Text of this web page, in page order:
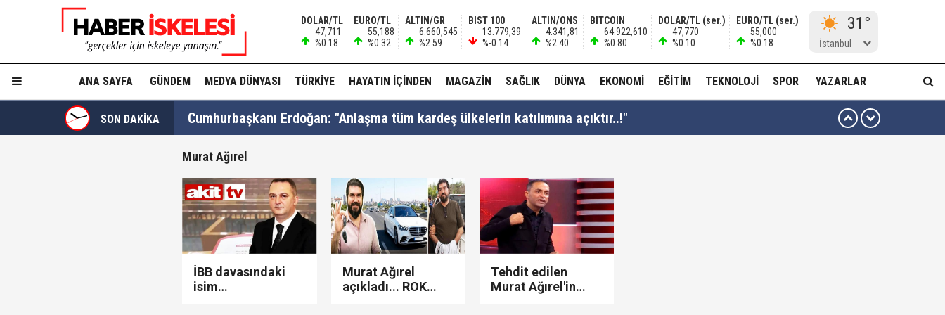
DOLAR/TL
47,711
%0.18
EURO/TL
55,188
%0.32
ALTIN/GR
6.660,545
%2.59
BIST 100
13.779,39
%-0.14
ALTIN/ONS
4.341,81
%2.40
BITCOIN
64.922,610
%0.80
DOLAR/TL (ser.)
47,770
%0.10
EURO/TL (ser.)
55,000
%0.18
31°
İstanbul
ANA SAYFA GÜNDEM MEDYA DÜNYASI TÜRKIYE HAYATIN İÇINDEN MAGAZIN SAĞLIK DÜNYA EKONOMI EĞITIM TEKNOLOJI SPOR YAZARLAR
SON DAKİKA Cumhurbaşkanı Erdoğan: "Anlaşma tüm kardeş ülkelerin katılımına açıktır..!"
Fatma Kaplan Hürriyet cezaevinde milletvekilleriyle tartıştı: "'Beni siz ihbar ettiniz' diyerek vekilleri kovdu..!"
Ülkü Hilal Çiftçi'nin annesi Kader Çiftçi'den bomba iddialar: "Paraları çapkınlıkta yiyor..!"
Murat Ağırel
İBB davasındaki
isim
Murat Ağırel
açıkladı... ROK
Tehdit edilen
Murat Ağırel'in